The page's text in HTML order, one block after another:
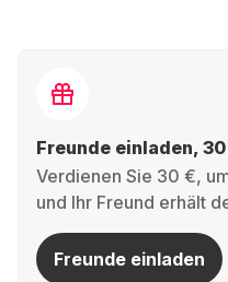
Freunde einladen,
Verdienen Sie 30 €,
und Ihr Freund erhält
Freunde einladen